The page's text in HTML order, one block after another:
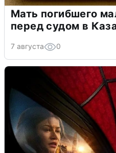
Мать погибшего
перед судом в
7 августа 0